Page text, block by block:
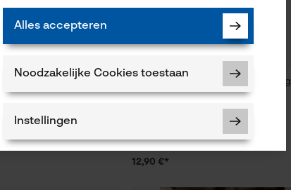
ControlCut met
325", 1.6 mm,
3M veiligheidsbril SecureFit 400,
12,90 €*
Alles accepteren
Noodzakelijke Cookies toestaan
Instellingen